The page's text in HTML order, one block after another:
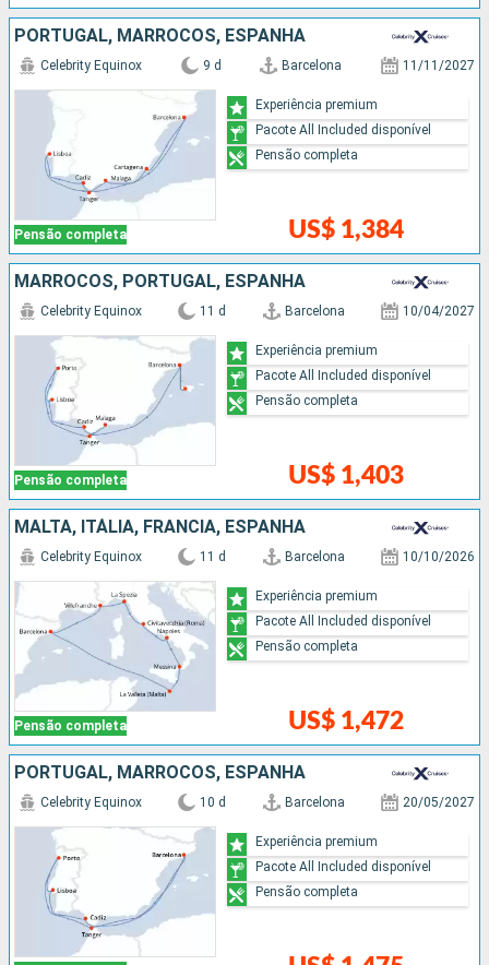
PORTUGAL, MARROCOS, ESPANHA
Pensão completa
Celebrity Equinox 9 d Barcelona 11/11/2027
US$ 1,384
Experiência premium
Pacote All Included disponível
Pensão completa
MARROCOS, PORTUGAL, ESPANHA
Pensão completa
Celebrity Equinox 11 d Barcelona 10/04/2027
US$ 1,403
Experiência premium
Pacote All Included disponível
Pensão completa
MALTA, ITÁLIA, FRANCIA, ESPANHA
Pensão completa
Celebrity Equinox 11 d Barcelona 10/10/2026
US$ 1,472
Experiência premium
Pacote All Included disponível
Pensão completa
PORTUGAL, MARROCOS, ESPANHA
Celebrity Equinox 10 d Barcelona 20/05/2027
Experiência premium
Pacote All Included disponível
Pensão completa